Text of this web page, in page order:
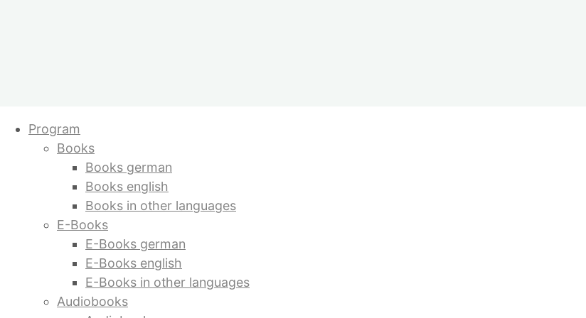
to
content
Program
Books
Books german
Books english
Books in other languages
E-Books
E-Books german
E-Books english
E-Books in other languages
Audiobooks